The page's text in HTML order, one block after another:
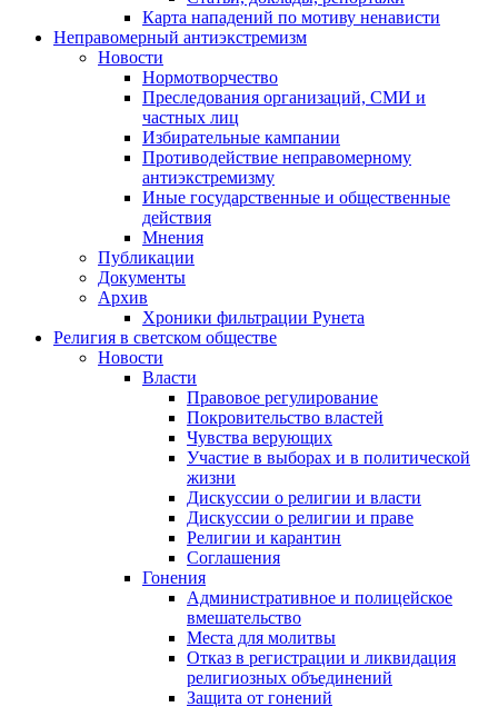
Карта нападений по мотиву ненависти
Неправомерный антиэкстремизм
Новости
Нормотворчество
Преследования организаций, СМИ и
частных лиц
Избирательные кампании
Противодействие неправомерному
антиэкстремизму
Иные государственные и общественные
действия
Мнения
Публикации
Документы
Архив
Хроники фильтрации Рунета
Религия в светском обществе
Новости
Власти
Правовое регулирование
Покровительство властей
Чувства верующих
Участие в выборах и в политической
жизни
Дискуссии о религии и власти
Дискуссии о религии и праве
Религии и карантин
Соглашения
Гонения
Административное и полицейское
вмешательство
Места для молитвы
Отказ в регистрации и ликвидация
религиозных объединений
Защита от гонений